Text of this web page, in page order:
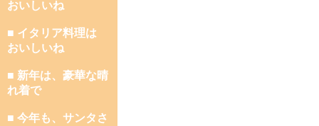
おいしいね
■ イタリア料理は
おいしいね
■ 新年は、豪華な晴
れ着で
■ 今年も、サンタさ